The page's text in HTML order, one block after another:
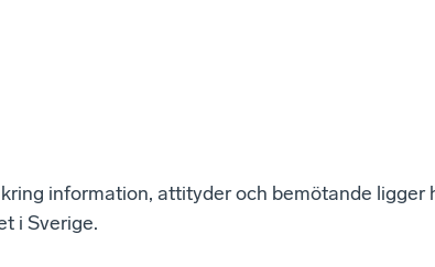
information, attityder och bemötande ligger
i Sverige.